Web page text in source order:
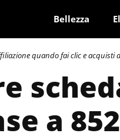
Bellezza
quando fai clic e
a